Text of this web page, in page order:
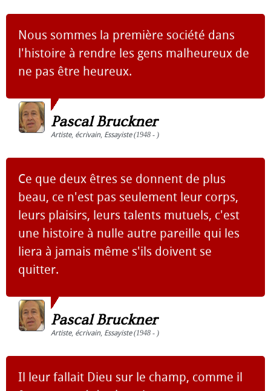
Nous sommes la première société dans
l'histoire à rendre les gens malheureux de
ne pas être heureux.
Pascal Bruckner
Artiste, écrivain, Essayiste(1948 - )
Ce que deux êtres se donnent de plus
beau, ce n'est pas seulement leur corps,
leurs plaisirs, leurs talents mutuels, c'est
une histoire à nulle autre pareille qui les
liera à jamais même s'ils doivent se
quitter.
Pascal Bruckner
Artiste, écrivain, Essayiste(1948 - )
Il leur fallait Dieu sur le champ, comme il